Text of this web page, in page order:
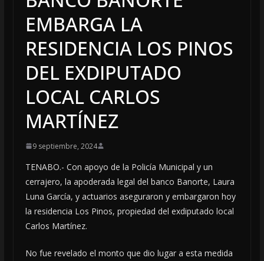
EMBARGA LA
RESIDENCIA LOS PINOS
DEL EXDIPUTADO
LOCAL CARLOS
MARTÍNEZ
9 septiembre, 2024
TENABO.- Con apoyo de la Policía Municipal y un
cerrajero, la apoderada legal del banco Banorte, Laura
Luna García, y actuarios aseguraron y embargaron hoy
la residencia Los Pinos, propiedad del exdiputado local
Carlos Martínez.
No fue revelado el monto que dio lugar a esta medida